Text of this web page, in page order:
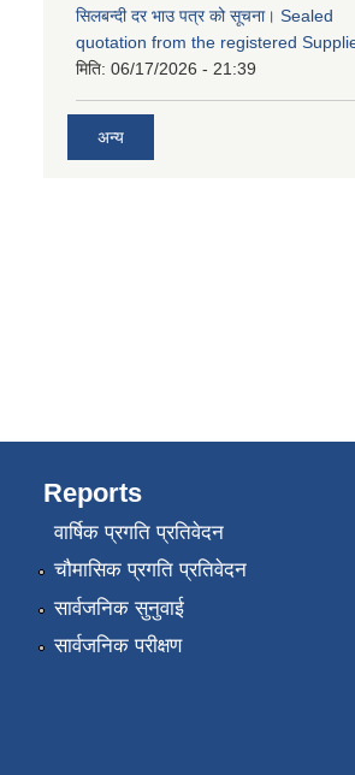
सिलबन्दी दर भाउ पत्र को सूचना। Sealed
quotation from the registered
मिति: 06/17/2026 - 21:39
अन्य
Reports
वार्षिक प्रगति प्रतिवेदन
चौमासिक प्रगति प्रतिवेदन
सार्वजनिक सुनुवाई
सार्वजनिक परीक्षण